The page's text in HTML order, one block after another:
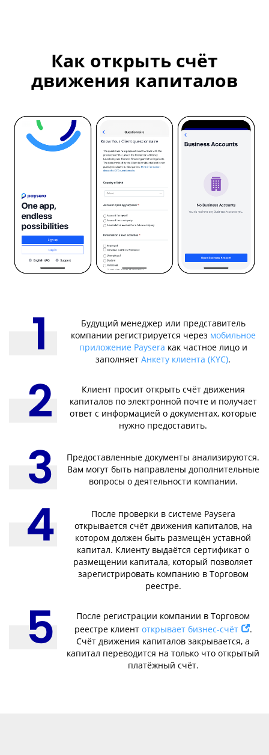
Как открыть счёт
движения капиталов
Будущий менеджер или представитель
компании регистрируется через мобильное
приложение Paysera как частное лицо и
заполняет Анкету клиента (KYC).
Клиент просит открыть счёт движения
капиталов по электронной почте и получает
ответ с информацией о документах, которые
нужно предоставить.
Предоставленные документы анализируются.
Вам могут быть направлены дополнительные
вопросы о деятельности компании.
После проверки в системе Paysera
открывается счёт движения капиталов, на
котором должен быть размещён уставной
капитал. Клиенту выдаётся сертификат о
размещении капитала, который позволяет
зарегистрировать компанию в Торговом
реестре.
После регистрации компании в Торговом
реестре клиент открывает бизнес-счёт
.
Счёт движения капиталов закрывается, а
капитал переводится на только что открытый
платёжный счёт.